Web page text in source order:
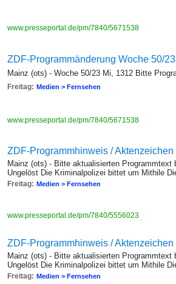
www.presseportal.de/pm/7840/5671538
ZDF-Programmänderung Woche 50/23
Mainz (ots) - Woche 50/23 Mi, 1312 Bitte
Freitag: Medien > Fernsehen
www.presseportal.de/pm/7840/5671538
ZDF-Programmhinweis / Aktenzeichen
Mainz (ots) - Bitte aktualisierten
Ungelöst Die Kriminalpolizei bittet um Mithile
Freitag: Medien > Fernsehen
www.presseportal.de/pm/7840/5556023
ZDF-Programmhinweis / Aktenzeichen
Mainz (ots) - Bitte aktualisierten
Ungelöst Die Kriminalpolizei bittet um Mithile
Freitag: Medien > Fernsehen